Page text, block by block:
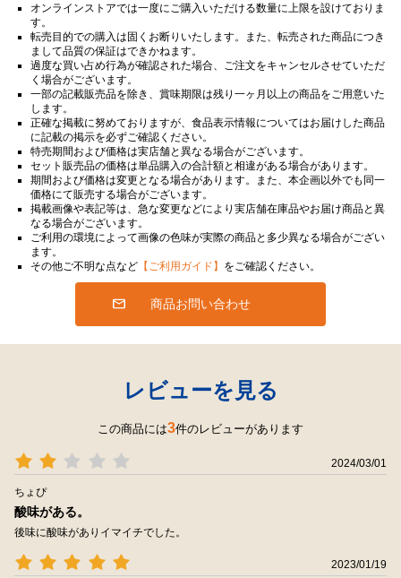
オンラインストアでは一度にご購入いただける数量に上限を設けておりま
す。
転売目的での購入は固くお断りいたします。また、転売された商品につき
まして品質の保証はできかねます。
過度な買い占め行為が確認された場合、ご注文をキャンセルさせていただ
く場合がございます。
一部の記載販売品を除き、賞味期限は残り一ヶ月以上の商品をご用意いた
します。
正確な掲載に努めておりますが、食品表示情報についてはお届けした商品
に記載の掲示を必ずご確認ください。
特売期間および価格は実店舗と異なる場合がございます。
セット販売品の価格は単品購入の合計額と相違がある場合があります。
期間および価格は変更となる場合があります。また、本企画以外でも同一
価格にて販売する場合がございます。
掲載画像や表記等は、急な変更などにより実店舗在庫品やお届け商品と異
なる場合がございます。
ご利用の環境によって画像の色味が実際の商品と多少異なる場合がござい
ます。
その他ご不明な点など 【ご利用ガイド】 をご確認ください。
商品お問い合わせ
レビューを見る
この商品には3件のレビューがあります
2024/03/01
ちょぴ
酸味がある。
後味に酸味がありイマイチでした。
2023/01/19